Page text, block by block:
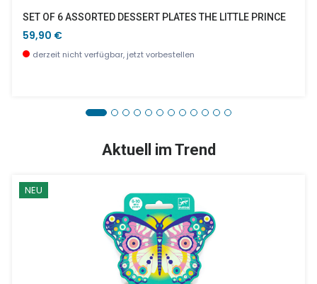
SET OF 6 ASSORTED DESSERT PLATES THE LITTLE PRINCE
59,90 €
derzeit nicht verfügbar, jetzt vorbestellen
Aktuell im Trend
NEU